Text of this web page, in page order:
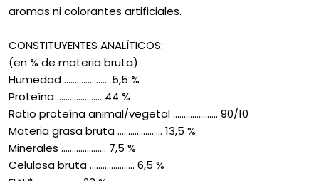
aromas ni colorantes artificiales.
CONSTITUYENTES ANALÍTICOS:
(en % de materia bruta)
Humedad ..................... 5,5 %
Proteína ..................... 44 %
Ratio proteína animal/vegetal ..................... 90/10
Materia grasa bruta ..................... 13,5 %
Minerales ..................... 7,5 %
Celulosa bruta ..................... 6,5 %